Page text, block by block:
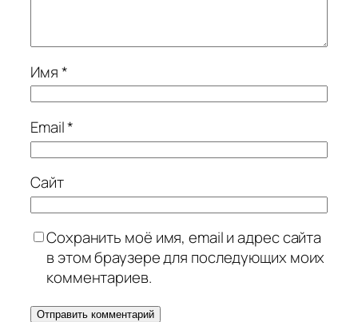
Имя*
Email*
Сайт
Сохранить моё имя, email и адрес сайта
в этом браузере для последующих моих
комментариев.